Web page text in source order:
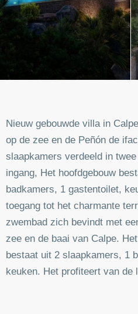
Nieuw gebouwde villa in
op de zee en de Peñón de
slaapkamers verdeeld in
ingang, Het hoofdgebouw
badkamers, 1 gastentoilet,
toegang tot het charmante
zwembad zich bevindt met
zee en de baai van Calpe.
bestaat uit 2 slaapkamers, 1
keuken. Het profiteert van de